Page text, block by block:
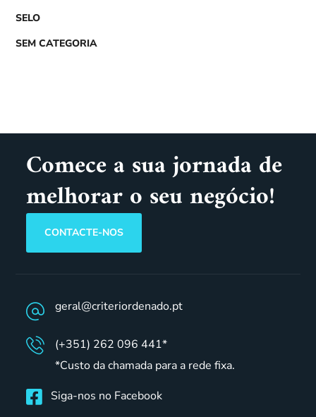
SELO
SEM CATEGORIA
Comece a sua jornada de
melhorar o seu negócio!
CONTACTE-NOS
geral@criteriordenado.pt
(+351) 262 096 441*
*Custo da chamada para a rede fixa.
Siga-nos no Facebook